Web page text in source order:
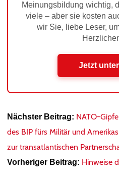
Meinungsbildung wichtig,
viele – aber sie kosten
wir Sie, liebe Leser,
Jetzt
Nächster Beitrag: NATO-
des BIP fürs Militär und
zur transatlantischen
Vorheriger Beitrag: Hinweise